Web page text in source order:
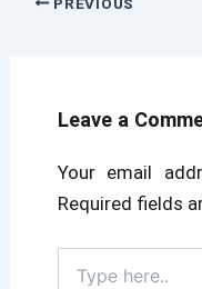
Leave a
Your email
Required fields
here..